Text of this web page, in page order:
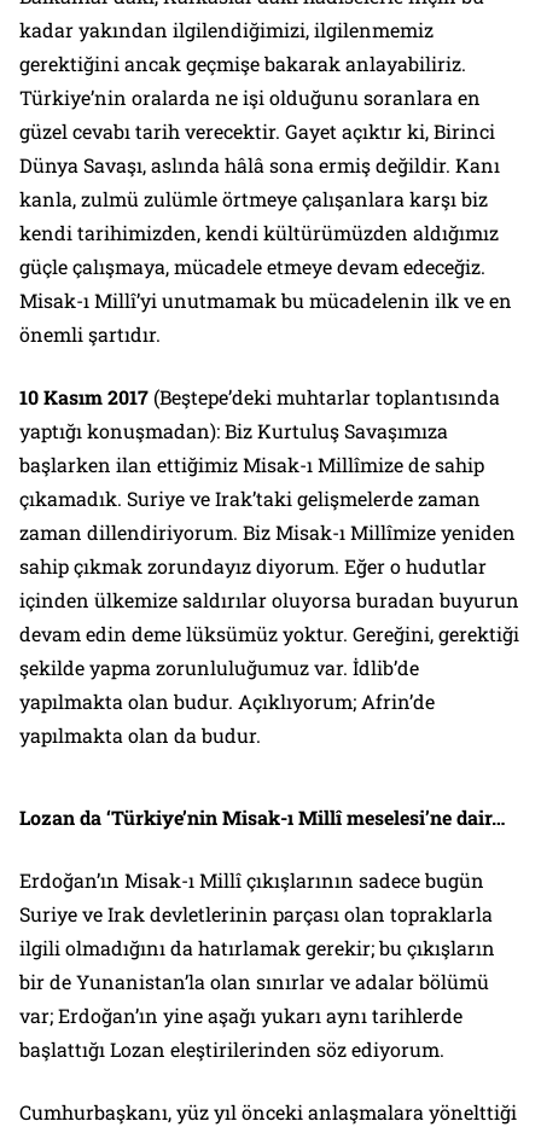
kadar yakından ilgilendiğimizi, ilgilenmemiz
gerektiğini ancak geçmişe bakarak anlayabiliriz.
Türkiye’nin oralarda ne işi olduğunu soranlara en
güzel cevabı tarih verecektir. Gayet açıktır ki, Birinci
Dünya Savaşı, aslında hâlâ sona ermiş değildir. Kanı
kanla, zulmü zulümle örtmeye çalışanlara karşı biz
kendi tarihimizden, kendi kültürümüzden aldığımız
güçle çalışmaya, mücadele etmeye devam edeceğiz.
Misak-ı Millî’yi unutmamak bu mücadelenin ilk ve en
önemli şartıdır.
10 Kasım 2017(Beştepe’deki muhtarlar toplantısında
yaptığı konuşmadan):Biz Kurtuluş Savaşımıza
başlarken ilan ettiğimiz Misak-ı Millîmize de sahip
çıkamadık. Suriye ve Irak’taki gelişmelerde zaman
zaman dillendiriyorum. Biz Misak-ı Millîmize yeniden
sahip çıkmak zorundayız diyorum. Eğer o hudutlar
içinden ülkemize saldırılar oluyorsa buradan buyurun
devam edin deme lüksümüz yoktur. Gereğini, gerektiği
şekilde yapma zorunluluğumuz var. İdlib’de
yapılmakta olan budur. Açıklıyorum; Afrin’de
yapılmakta olan da budur.
Lozan da ‘Türkiye’nin Misak-ı Millî meselesi’ne dair…
Erdoğan’ın Misak-ı Millî çıkışlarının sadece bugün
Suriye ve Irak devletlerinin parçası olan topraklarla
ilgili olmadığını da hatırlamak gerekir; bu çıkışların
bir de Yunanistan’la olan sınırlar ve adalar bölümü
var; Erdoğan’ın yine aşağı yukarı aynı tarihlerde
başlattığı Lozan eleştirilerinden söz ediyorum.
Cumhurbaşkanı, yüz yıl önceki anlaşmalara yönelttiği